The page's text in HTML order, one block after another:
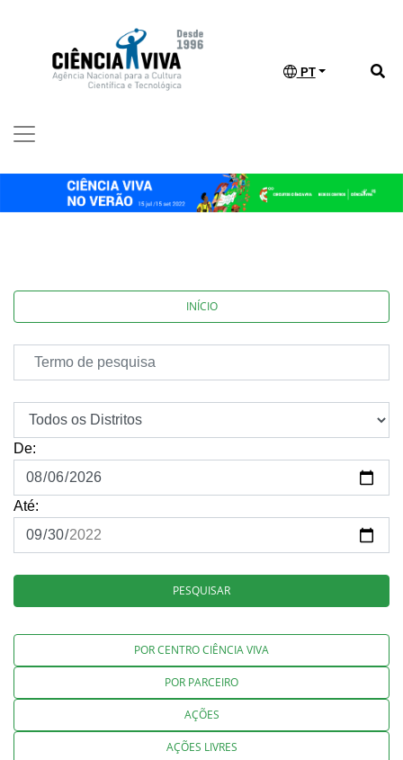
PT
INÍCIO
De:
Até:
PESQUISAR
POR CENTRO CIÊNCIA VIVA
POR PARCEIRO
AÇÕES
AÇÕES LIVRES